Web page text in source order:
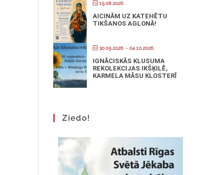
19.08.2026.
AICINĀM UZ KATEHĒTU
TIKŠANOS AGLONĀ!
30.09.2026. - 04.10.2026.
IGNĀCISKĀS KLUSUMA
REKOLEKCIJAS IKŠĶILĒ,
KARMELA MĀSU KLOSTERĪ
Ziedo!